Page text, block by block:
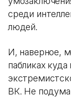
среди
людей.
И, наверное,
пабликах
ВК. Не